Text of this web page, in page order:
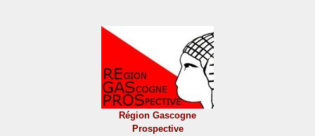
Région Gascogne
Prospective